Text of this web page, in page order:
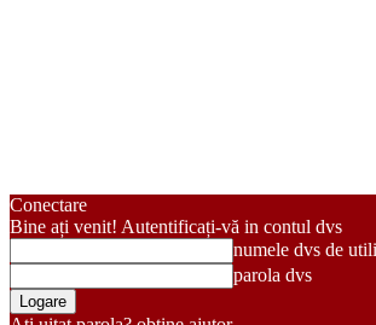
Conectare
Bine ați venit! Autentificați-vă in contul dvs
numele dvs de
parola dvs